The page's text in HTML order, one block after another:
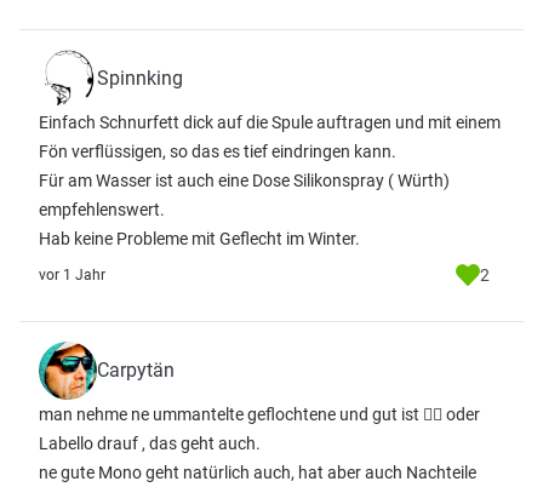
Spinnking
Einfach Schnurfett dick auf die Spule auftragen und mit einem
Fön verflüssigen, so das es tief eindringen kann.
Für am Wasser ist auch eine Dose Silikonspray ( Würth)
empfehlenswert.
Hab keine Probleme mit Geflecht im Winter.
vor 1 Jahr 2
Carpytän
man nehme ne ummantelte geflochtene und gut ist 🤷‍♂️ oder
Labello drauf , das geht auch.
ne gute Mono geht natürlich auch, hat aber auch Nachteile